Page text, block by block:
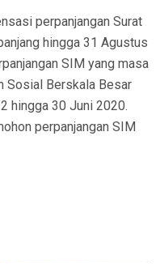
perpanjangan Surat
hingga 31 Agustus
SIM yang masa
Sosial Berskala Besar
hingga 30 Juni 2020.
perpanjangan SIM